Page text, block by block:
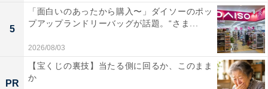
5
「面白いのあったから購入〜」ダイソーのポッ
プアップランドリーバッグが話題。“さま...
2026/08/03
PR
【宝くじの裏技】当たる側に回るか、このまま
か